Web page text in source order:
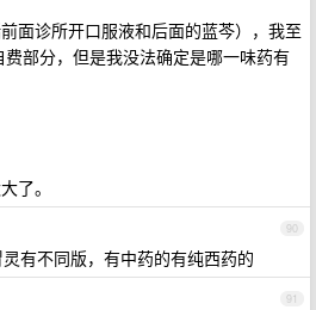
面诊所开口服液和后面的蓝芩），我至
部分，但是我没法确定是哪一味药有
了。
90
有不同版，有中药的有纯西药的
91